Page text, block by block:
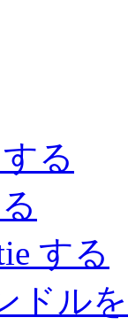
る
する
ドル